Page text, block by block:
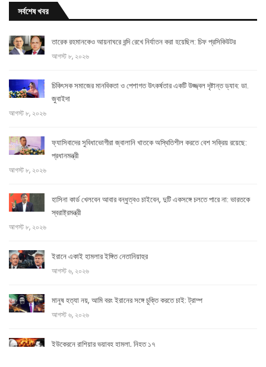
সর্বশেষ খবর
তারেক রহমানকেও আয়নাঘরে বন্দি রেখে নির্যাতন করা হয়েছিল: চিফ প্রসিকিউটর
আগস্ট ৮, ২০২৬
চিকিৎসক সমাজের মানবিকতা ও পেশাগত উৎকর্ষতার একটি উজ্জ্বল দৃষ্টান্ত ড্যাব: ডা.
জুবাইদা
আগস্ট ৮, ২০২৬
ফ্যাসিবাদের সুবিধাভোগীরা জ্বালানি খাতকে অস্থিতিশীল করতে বেশ সক্রিয় রয়েছে:
প্রধানমন্ত্রী
আগস্ট ৮, ২০২৬
হাসিনা কার্ড খেলবেন আবার বন্ধুত্বও চাইবেন, দুটি একসঙ্গে চলতে পারে না: ভারতকে
স্বরাষ্ট্রমন্ত্রী
আগস্ট ৮, ২০২৬
ইরানে একাই হামলার ইঙ্গিত নেতানিয়াহুর
আগস্ট ৬, ২০২৬
মানুষ হত্যা নয়, আমি বরং ইরানের সঙ্গে চুক্তি করতে চাই: ট্রাম্প
আগস্ট ৬, ২০২৬
ইউক্রেনে রাশিয়ার ভয়াবহ হামলা, নিহত ১৭